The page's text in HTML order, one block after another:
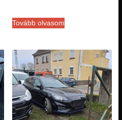
Tovább olvasom